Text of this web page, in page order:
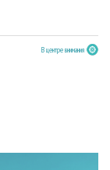
В центре внимания